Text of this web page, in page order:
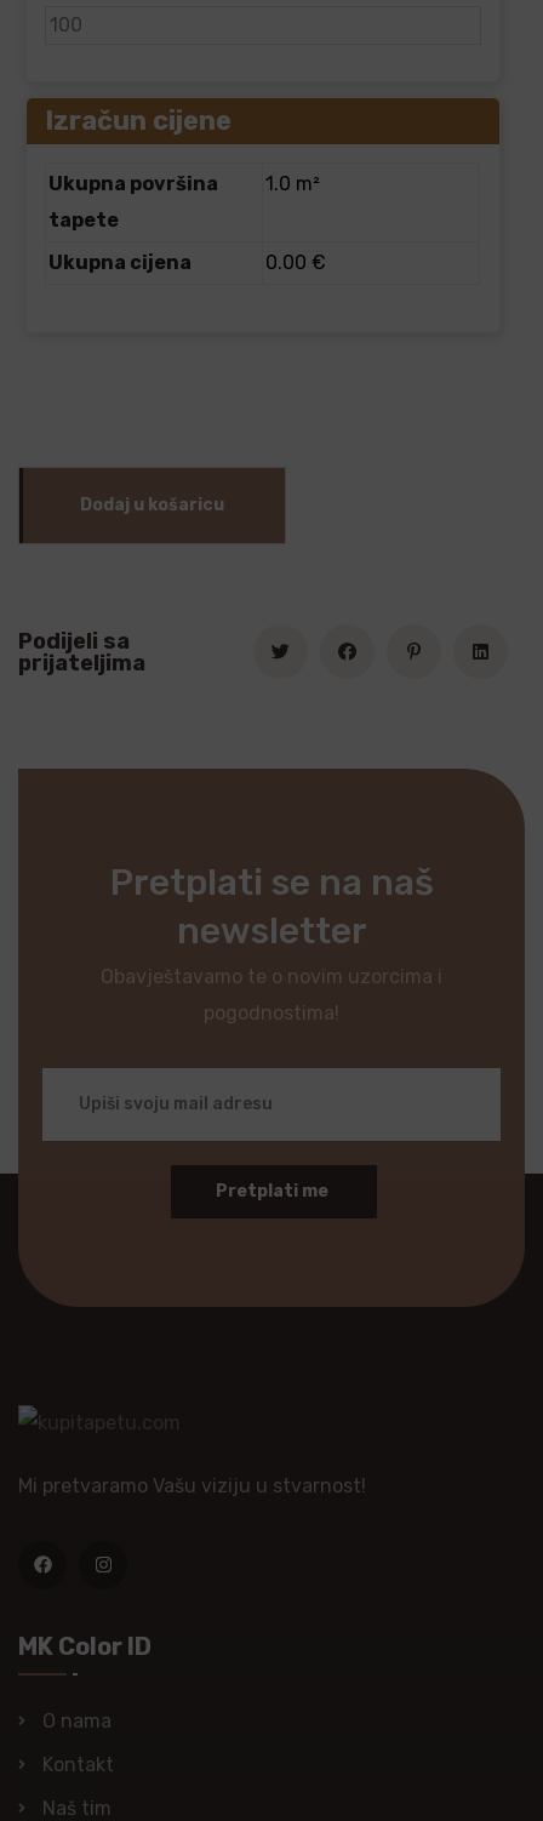
Izračun cijene
Ukupna površina
tapete
1.0 m²
Ukupna cijena 0.00 €
Dodaj u košaricu
Podijeli sa
prijateljima
Pretplati se na naš
newsletter
Obavještavamo te o novim uzorcima i
pogodnostima!
Pretplati me
Mi pretvaramo Vašu viziju u stvarnost!
MK Color ID
O nama
Kontakt
Naš tim